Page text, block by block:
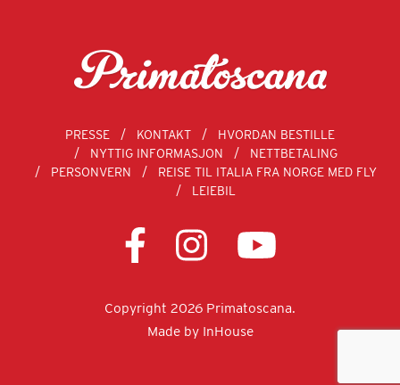
PRESSE KONTAKT
HVORDAN BESTILLE
NYTTIG INFORMASJON
NETTBETALING
PERSONVERN
REISE TIL ITALIA FRA NORGE MED FLY
LEIEBIL
Copyright 2026 Primatoscana.
Made by InHouse